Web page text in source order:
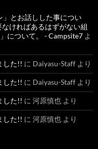
とお話しした事につい
ければあるはずがない組
について。 - Campsite7 よ
した!! に Daiyasu-Staff より
した!! に Daiyasu-Staff より
した!! に 河原慎也 より
した!! に 河原慎也 より